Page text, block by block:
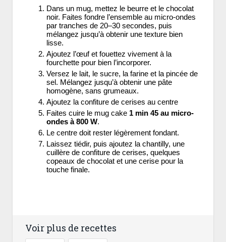
Dans un mug, mettez le beurre et le chocolat
noir. Faites fondre l’ensemble au micro-ondes
par tranches de 20–30 secondes, puis
mélangez jusqu’à obtenir une texture bien
lisse.
Ajoutez l’œuf et fouettez vivement à la
fourchette pour bien l’incorporer.
Versez le lait, le sucre, la farine et la pincée de
sel. Mélangez jusqu’à obtenir une pâte
homogène, sans grumeaux.
Ajoutez la confiture de cerises au centre
Faites cuire le mug cake 1 min 45 au micro-
ondes à 800 W.
Le centre doit rester légèrement fondant.
Laissez tiédir, puis ajoutez la chantilly, une
cuillère de confiture de cerises, quelques
copeaux de chocolat et une cerise pour la
touche finale.
Voir plus de recettes